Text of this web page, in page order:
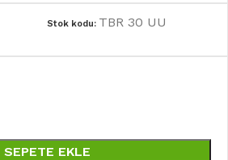
Stok kodu: TBR 30 UU
SEPETE EKLE